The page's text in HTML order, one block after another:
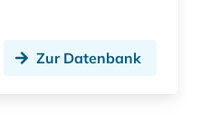
Zur Datenbank